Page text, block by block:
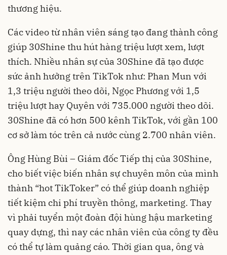
thương hiệu.
Các video từ nhân viên sáng tạo đang thành công
giúp 30Shine thu hút hàng triệu lượt xem, lượt
thích. Nhiều nhân sự của 30Shine đã tạo được
sức ảnh hưởng trên TikTok như: Phan Mun với
1,3 triệu người theo dõi, Ngọc Phương với 1,5
triệu lượt hay Quyên với 735.000 người theo dõi.
30Shine đã có hơn 500 kênh TikTok, với gần 100
cơ sở làm tóc trên cả nước cùng 2.700 nhân viên.
Ông Hùng Bùi – Giám đốc Tiếp thị của 30Shine,
cho biết việc biến nhân sự chuyên môn của mình
thành “hot TikToker” có thể giúp doanh nghiệp
tiết kiệm chi phí truyền thông, marketing. Thay
vì phải tuyển một đoàn đội hùng hậu marketing
quay dựng, thì nay các nhân viên của công ty đều
có thể tự làm quảng cáo. Thời gian qua, ông và